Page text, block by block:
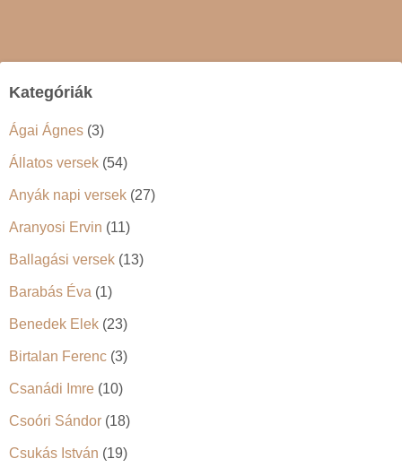
Kategóriák
Ágai Ágnes (3)
Állatos versek (54)
Anyák napi versek (27)
Aranyosi Ervin (11)
Ballagási versek (13)
Barabás Éva (1)
Benedek Elek (23)
Birtalan Ferenc (3)
Csanádi Imre (10)
Csoóri Sándor (18)
Csukás István (19)